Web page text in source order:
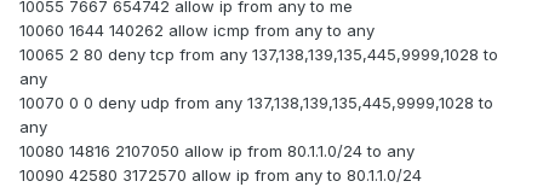
10055 7667 654742 allow ip from any to me
10060 1644 140262 allow icmp from any to any
10065 2 80 deny tcp from any 137,138,139,135,445,9999,1028 to
any
10070 0 0 deny udp from any 137,138,139,135,445,9999,1028 to
any
10080 14816 2107050 allow ip from 80.1.1.0/24 to any
10090 42580 3172570 allow ip from any to 80.1.1.0/24